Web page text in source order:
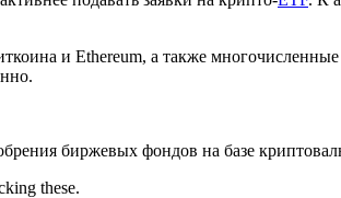
и Ethereum, а также
биржевых фондов на базе
these.